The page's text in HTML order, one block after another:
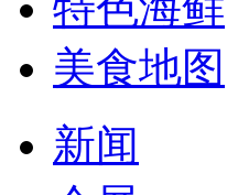
美食地图
新闻